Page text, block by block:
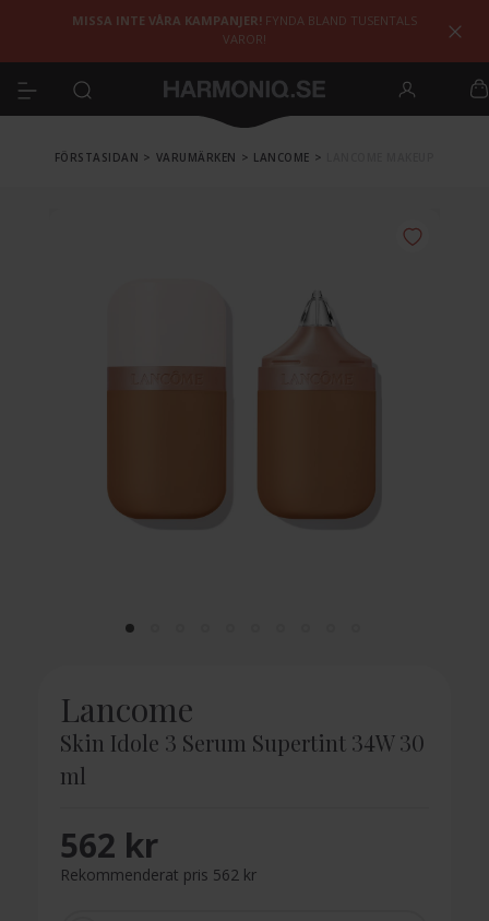
MISSA INTE VÅRA KAMPANJER! FYNDA BLAND TUSENTALS
VAROR!
FÖRSTASIDAN > VARUMÄRKEN > LANCOME >
Lancome
Skin Idole 3 Serum Supertint 34W 30
ml
562 kr
Rekommenderat pris 562 kr